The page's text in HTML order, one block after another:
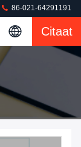
86-021-64291191
Citaat